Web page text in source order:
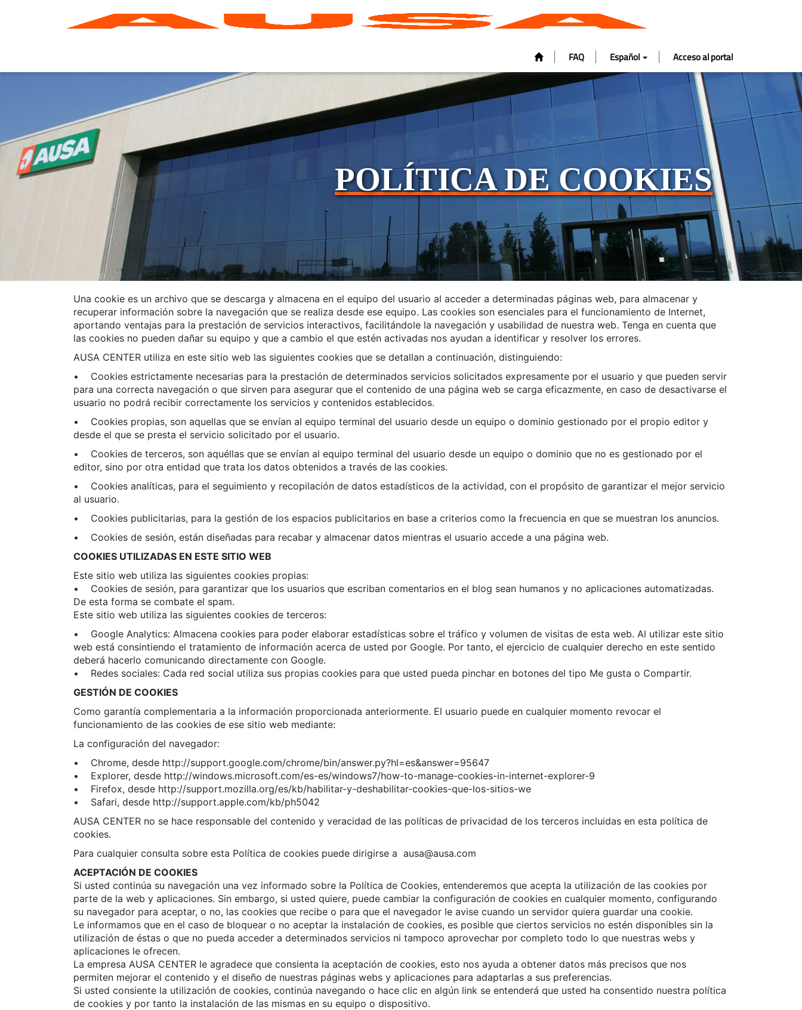
FAQ Español Acceso al portal
POLÍTICA DE COOKIES
Una cookie es un archivo que se descarga y almacena en el equipo del usuario al acceder a determinadas páginas web, para almacenar y
recuperar información sobre la navegación que se realiza desde ese equipo. Las cookies son esenciales para el funcionamiento de Internet,
aportando ventajas para la prestación de servicios interactivos, facilitándole la navegación y usabilidad de nuestra web. Tenga en cuenta que
las cookies no pueden dañar su equipo y que a cambio el que estén activadas nos ayudan a identificar y resolver los errores.
AUSA CENTER utiliza en este sitio web las siguientes cookies que se detallan a continuación, distinguiendo:
• Cookies estrictamente necesarias para la prestación de determinados servicios solicitados expresamente por el usuario y que pueden servir
para una correcta navegación o que sirven para asegurar que el contenido de una página web se carga eficazmente, en caso de desactivarse el
usuario no podrá recibir correctamente los servicios y contenidos establecidos.
• Cookies propias, son aquellas que se envían al equipo terminal del usuario desde un equipo o dominio gestionado por el propio editor y
desde el que se presta el servicio solicitado por el usuario.
• Cookies de terceros, son aquéllas que se envían al equipo terminal del usuario desde un equipo o dominio que no es gestionado por el
editor, sino por otra entidad que trata los datos obtenidos a través de las cookies.
• Cookies analíticas, para el seguimiento y recopilación de datos estadísticos de la actividad, con el propósito de garantizar el mejor servicio
al usuario.
• Cookies publicitarias, para la gestión de los espacios publicitarios en base a criterios como la frecuencia en que se muestran los anuncios.
• Cookies de sesión, están diseñadas para recabar y almacenar datos mientras el usuario accede a una página web.
COOKIES UTILIZADAS EN ESTE SITIO WEB
Este sitio web utiliza las siguientes cookies propias:
• Cookies de sesión, para garantizar que los usuarios que escriban comentarios en el blog sean humanos y no aplicaciones automatizadas.
De esta forma se combate el spam.
Este sitio web utiliza las siguientes cookies de terceros:
• Google Analytics: Almacena cookies para poder elaborar estadísticas sobre el tráfico y volumen de visitas de esta web. Al utilizar este sitio
web está consintiendo el tratamiento de información acerca de usted por Google. Por tanto, el ejercicio de cualquier derecho en este sentido
deberá hacerlo comunicando directamente con Google.
• Redes sociales: Cada red social utiliza sus propias cookies para que usted pueda pinchar en botones del tipo Me gusta o Compartir.
GESTIÓN DE COOKIES
Como garantía complementaria a la información proporcionada anteriormente. El usuario puede en cualquier momento revocar el
funcionamiento de las cookies de ese sitio web mediante:
La configuración del navegador:
• Chrome, desde http://support.google.com/chrome/bin/answer.py?hl=es&answer=95647
• Explorer, desde http://windows.microsoft.com/es-es/windows7/how-to-manage-cookies-in-internet-explorer-9
• Firefox, desde http://support.mozilla.org/es/kb/habilitar-y-deshabilitar-cookies-que-los-sitios-we
• Safari, desde http://support.apple.com/kb/ph5042
AUSA CENTER no se hace responsable del contenido y veracidad de las políticas de privacidad de los terceros incluidas en esta política de
cookies.
Para cualquier consulta sobre esta Política de cookies puede dirigirse a ausa@ausa.com
ACEPTACIÓN DE COOKIES
Si usted continúa su navegación una vez informado sobre la Política de Cookies, entenderemos que acepta la utilización de las cookies por
parte de la web y aplicaciones. Sin embargo, si usted quiere, puede cambiar la configuración de cookies en cualquier momento, configurando
su navegador para aceptar, o no, las cookies que recibe o para que el navegador le avise cuando un servidor quiera guardar una cookie.
Le informamos que en el caso de bloquear o no aceptar la instalación de cookies, es posible que ciertos servicios no estén disponibles sin la
utilización de éstas o que no pueda acceder a determinados servicios ni tampoco aprovechar por completo todo lo que nuestras webs y
aplicaciones le ofrecen.
La empresa AUSA CENTER le agradece que consienta la aceptación de cookies, esto nos ayuda a obtener datos más precisos que nos
permiten mejorar el contenido y el diseño de nuestras páginas webs y aplicaciones para adaptarlas a sus preferencias.
Si usted consiente la utilización de cookies, continúa navegando o hace clic en algún link se entenderá que usted ha consentido nuestra política
de cookies y por tanto la instalación de las mismas en su equipo o dispositivo.